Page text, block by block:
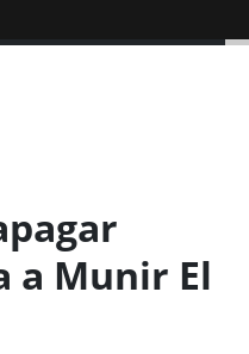
a Munir El